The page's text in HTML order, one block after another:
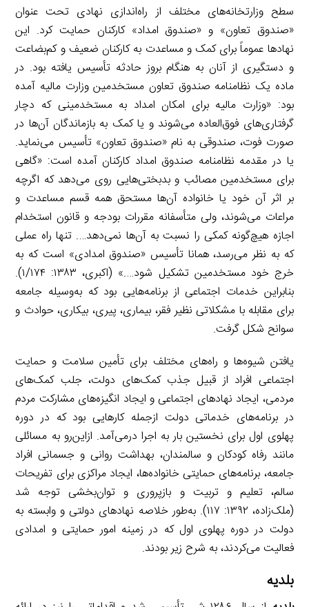
سطح وزارتخانه‌های مختلف از راه‌اندازی نهادی تحت عنوان
«صندوق تعاون» و «صندوق امداد» کارکنان حمایت کرد. این
نهادها عموماً برای کمک و مساعدت به کارکنان ضعیف و کم‌بضاعت
و دستگیری از آنان به هنگام بروز حادثه تأسیس یافته بود. در
ماده یک نظامنامه صندوق تعاون مستخدمین وزارت مالیه آمده
بود: «وزارت مالیه برای امکان امداد به مستخدمینی که دچار
گرفتاری‌های فوق‌العاده می‌شوند و یا کمک به بازماندگان آن‌ها در
صورت فوت، صندوقی به نام «صندوق تعاون» تأسیس می‌نماید.
یا در مقدمه نظامنامه صندوق امداد کارکنان آمده است: «گاهی
برای مستخدمین مصائب و بدبختی‌هایی روی می‌دهد که اگرچه
بر اثر آن خود یا خانواده آن‌ها مستحق همه قسم مساعدت و
مراعات می‌شوند، ولی متأسفانه مقررات بودجه و قانون استخدام
اجازه هیچ‌گونه کمکی را نسبت به آن‌ها نمی‌دهد…. تنها راه عملی
که به نظر می‌رسد، همانا تأسیس «صندوق امدادی» است که به
خرج خود مستخدمین تشکیل شود….» (اکبری، ۱۳۸۳: ۱/۱۷۴).
بنابراین خدمات اجتماعی از برنامه‌هایی بود که به‌وسیله جامعه
برای مقابله با مشکلاتی نظیر فقر، بیماری، پیری، بیکاری، حوادث و
سوانح شکل گرفت.
یافتن شیوه‌ها و راه‌های مختلف برای تأمین سلامت و حمایت
اجتماعی افراد از قبیل جذب کمک‌های دولت، جلب کمک‌های
مردمی، ایجاد نهادهای اجتماعی و ایجاد انگیزه‌های مشارکت مردم
در برنامه‌های خدماتی دولت ازجمله کارهایی بود که در دوره
پهلوی اول برای نخستین بار به اجرا درمی‌آمد. ازاین‌رو به مسائلی
مانند رفاه کودکان و سالمندان، بهداشت روانی و جسمانی افراد
جامعه، برنامه‌های حمایتی خانواده‌ها، ایجاد مراکزی برای تفریحات
سالم، تعلیم و تربیت و بازپروری و توان‌بخشی توجه شد
(ملک‌زاده، ۱۳۹۲: ۱۱۷). به‌طور خلاصه نهادهای دولتی و وابسته به
دولت در دوره پهلوی اول که در زمینه امور حمایتی و امدادی
فعالیت می‌کردند، به شرح زیر بودند.
بلدیه